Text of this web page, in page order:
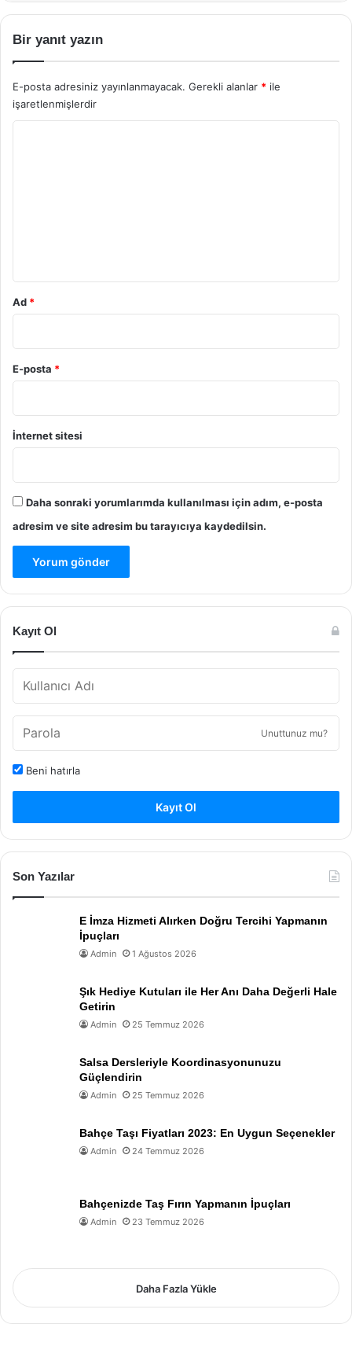
Bir yanıt yazın
E-posta adresiniz yayınlanmayacak. Gerekli alanlar * ile
işaretlenmişlerdir
Ad *
E-posta *
İnternet sitesi
Daha sonraki yorumlarımda kullanılması için adım, e-posta
adresim ve site adresim bu tarayıcıya kaydedilsin.
Kayıt Ol
Unuttunuz mu?
Beni hatırla
Kayıt Ol
Son Yazılar
E İmza Hizmeti Alırken Doğru Tercihi Yapmanın
İpuçları
Admin 1 Ağustos 2026
Şık Hediye Kutuları ile Her Anı Daha Değerli Hale
Getirin
Admin 25 Temmuz 2026
Salsa Dersleriyle Koordinasyonunuzu
Güçlendirin
Admin 25 Temmuz 2026
Bahçe Taşı Fiyatları 2023: En Uygun Seçenekler
Admin 24 Temmuz 2026
Bahçenizde Taş Fırın Yapmanın İpuçları
Admin 23 Temmuz 2026
Daha Fazla Yükle